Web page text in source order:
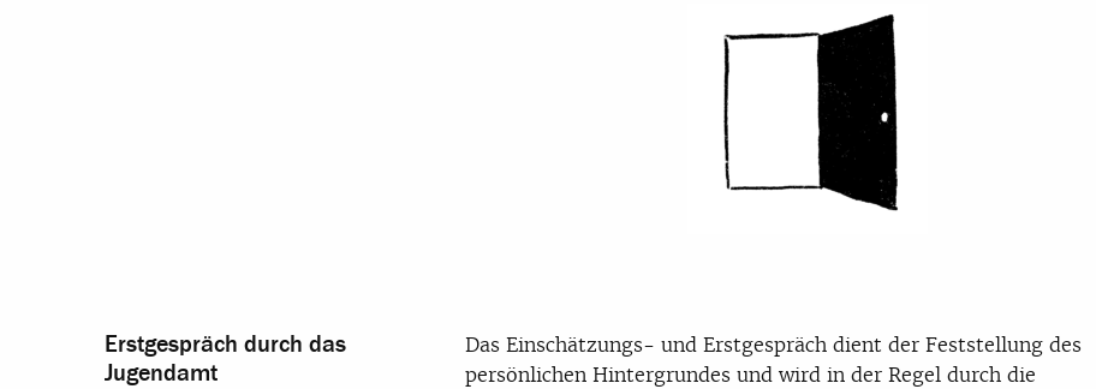
Erstgespräch durch das
Jugendamt
Das Einschätzungs- und Erstgespräch dient der Feststellung des
persönlichen Hintergrundes und wird in der Regel durch die